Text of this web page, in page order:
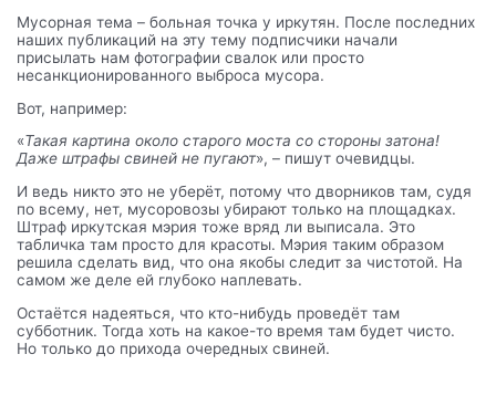
Мусорная тема – больная точка у иркутян. После последних
наших публикаций на эту тему подписчики начали
присылать нам фотографии свалок или просто
несанкционированного выброса мусора.
Вот, например:
«Такая картина около старого моста со стороны затона!
Даже штрафы свиней не пугают», – пишут очевидцы.
И ведь никто это не уберёт, потому что дворников там, судя
по всему, нет, мусоровозы убирают только на площадках.
Штраф иркутская мэрия тоже вряд ли выписала. Это
табличка там просто для красоты. Мэрия таким образом
решила сделать вид, что она якобы следит за чистотой. На
самом же деле ей глубоко наплевать.
Остаётся надеяться, что кто-нибудь проведёт там
субботник. Тогда хоть на какое-то время там будет чисто.
Но только до прихода очередных свиней.